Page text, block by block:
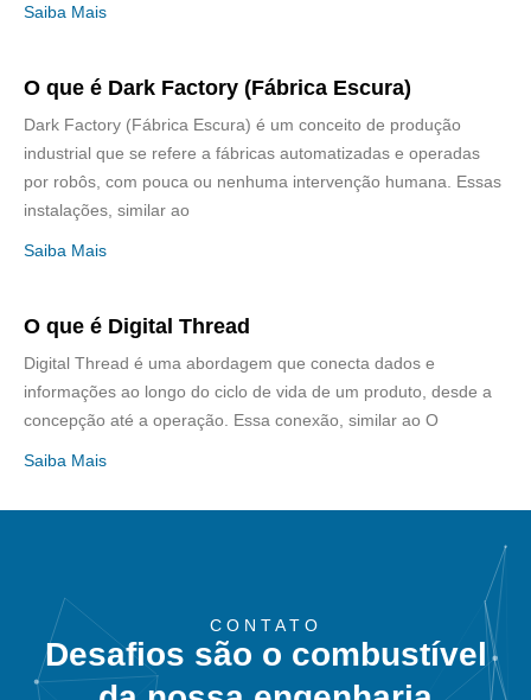
Saiba Mais
O que é Dark Factory (Fábrica Escura)
Dark Factory (Fábrica Escura) é um conceito de produção
industrial que se refere a fábricas automatizadas e operadas
por robôs, com pouca ou nenhuma intervenção humana. Essas
instalações, similar ao
Saiba Mais
O que é Digital Thread
Digital Thread é uma abordagem que conecta dados e
informações ao longo do ciclo de vida de um produto, desde a
concepção até a operação. Essa conexão, similar ao O
Saiba Mais
CONTATO
Desafios são o combustível